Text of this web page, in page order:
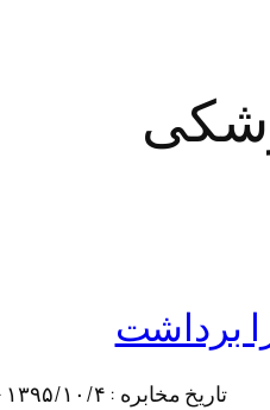
برداشت
تاریخ مخابره : ۱۳۹۵/۱۰/۴ – ۰۷:۰۵